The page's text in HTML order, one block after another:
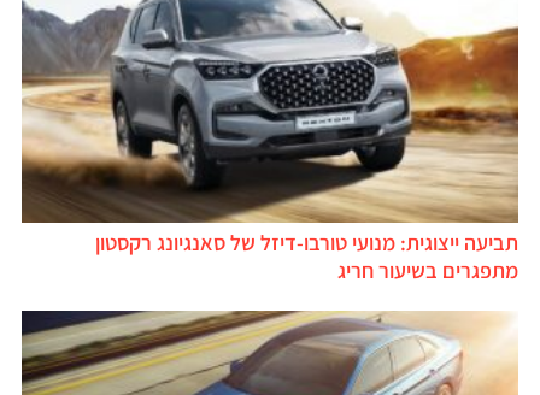
תביעה ייצוגית: מנועי טורבו-דיזל של סאנגיונג רקסטון
מתפגרים בשיעור חריג